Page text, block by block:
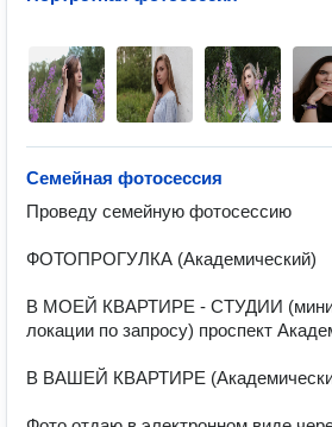
Семейная фотосессия
Проведу семейную фотосессию
ФОТОПРОГУЛКА (Академический)
В МОЕЙ КВАРТИРЕ - СТУДИИ
локации по запросу) проспект
В ВАШЕЙ КВАРТИРЕ